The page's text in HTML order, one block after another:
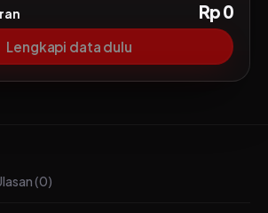
Rp 0
Lengkapi data dulu
(0)